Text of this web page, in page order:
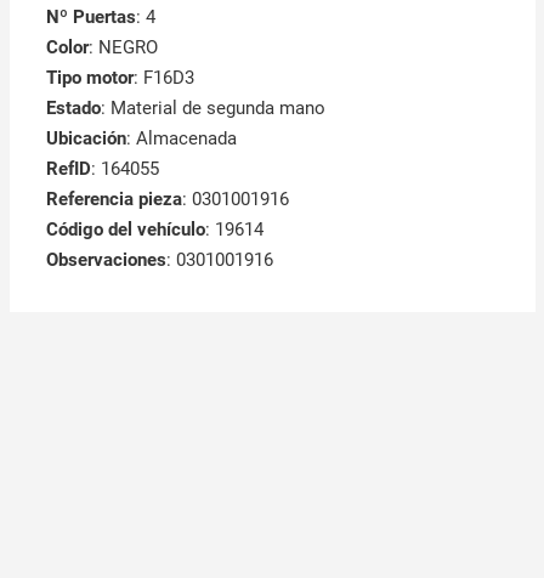
Nº Puertas: 4
Color: NEGRO
Tipo motor: F16D3
Estado: Material de segunda mano
Ubicación: Almacenada
RefID: 164055
Referencia pieza: 0301001916
Código del vehículo: 19614
Observaciones: 0301001916